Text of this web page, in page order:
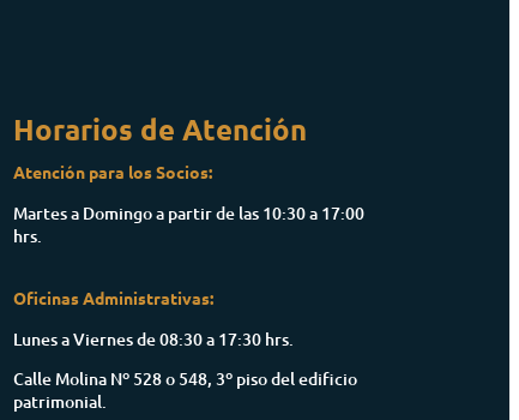
Horarios de Atención
Atención para los Socios:
Martes a Domingo a partir de las 10:30 a 17:00
hrs.
Oficinas Administrativas:
Lunes a Viernes de 08:30 a 17:30 hrs.
Calle Molina Nº 528 o 548, 3º piso del edificio
patrimonial.